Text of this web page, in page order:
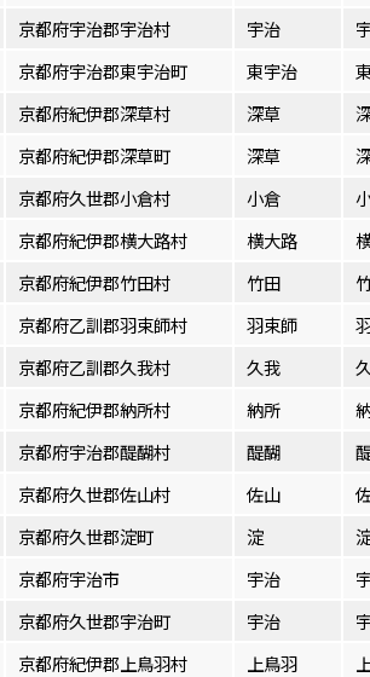
京都府宇治郡宇治村 宇治
京都府宇治郡東宇治町 東宇治
京都府紀伊郡深草村 深草
京都府紀伊郡深草町 深草
京都府久世郡小倉村 小倉
京都府紀伊郡横大路村 横大路
京都府紀伊郡竹田村 竹田
京都府乙訓郡羽束師村 羽束師
京都府乙訓郡久我村 久我
京都府紀伊郡納所村 納所
京都府宇治郡醍醐村 醍醐
京都府久世郡佐山村 佐山
京都府久世郡淀町 淀
京都府宇治市 宇治
京都府久世郡宇治町 宇治
京都府紀伊郡上鳥羽村 上鳥羽